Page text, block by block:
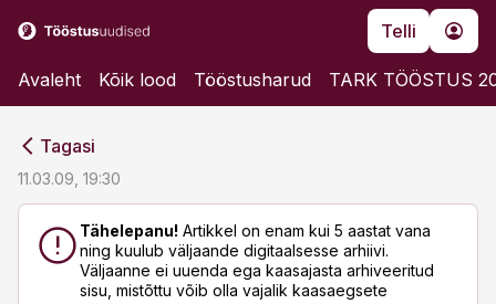
Telli
Avaleht Kõik lood Tööstusharud TARK TÖÖSTUS
Tagasi
11.03.09, 19:30
Tähelepanu! Artikkel on enam kui 5 aastat vana
ning kuulub väljaande digitaalsesse arhiivi.
Väljaanne ei uuenda ega kaasajasta arhiveeritud
sisu, mistõttu võib olla vajalik kaasaegsete